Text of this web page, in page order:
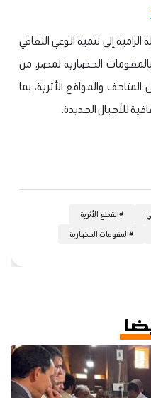
إلى تنمية الوعي الثقافي
الحضارية لمصر، من
والمواقع الأثرية، بما
للأجيال الجديدة.
#القطع الأثرية
#المقومات الحضارية